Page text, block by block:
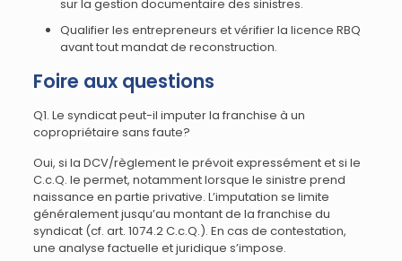
sur la gestion documentaire des sinistres.
Qualifier les entrepreneurs et vérifier la licence RBQ
avant tout mandat de reconstruction.
Foire aux questions
Q1. Le syndicat peut-il imputer la franchise à un
copropriétaire sans faute?
Oui, si la DCV/règlement le prévoit expressément et si le
C.c.Q. le permet, notamment lorsque le sinistre prend
naissance en partie privative. L’imputation se limite
généralement jusqu’au montant de la franchise du
syndicat (cf. art. 1074.2 C.c.Q.). En cas de contestation,
une analyse factuelle et juridique s’impose.